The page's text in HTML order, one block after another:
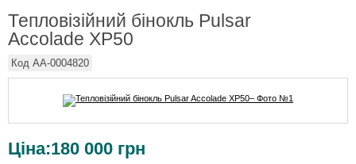
Тепловізійний бінокль Pulsar
Accolade XP50
Код AA-0004820
Ціна:180 000 грн